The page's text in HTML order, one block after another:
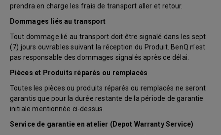
prendra en charge les frais de transport aller et retour.
Dommages liés au transport
Tout dommage lié au transport doit être signalé dans les sept
(7) jours ouvrables suivant la réception du Produit. BenQ n’est
pas responsable des dommages signalés après ce délai.
Pièces et Produits réparés ou remplacés
Toutes les pièces ou produits réparés ou remplacés ne seront
garantis que pour la durée restante de la période de garantie
initiale mentionnée ci-dessus.
Service de garantie en atelier (Depot Warranty Service)